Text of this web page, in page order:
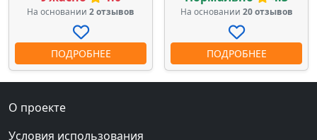
На основании 2 отзывов
ПОДРОБНЕЕ
На основании 20 отзывов
ПОДРОБНЕЕ
О проекте
Условия использования